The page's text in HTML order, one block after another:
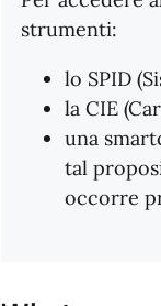
strumenti:
lo SPID
la CIE
una
tal
occorre